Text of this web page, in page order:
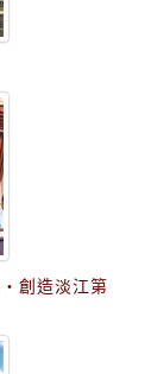
創造淡江第